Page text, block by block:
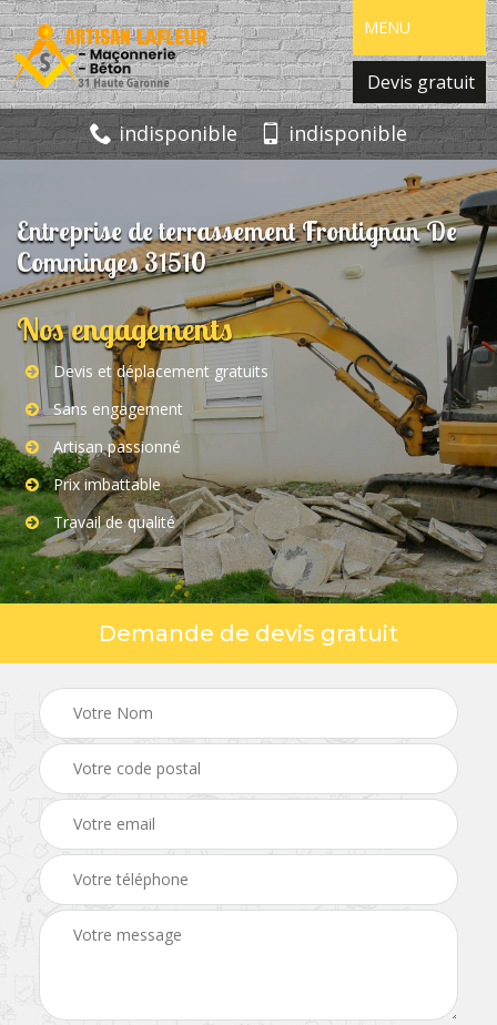
MENU
Devis gratuit
indisponible indisponible
Entreprise de terrassement Frontignan De
Comminges 31510
Nos engagements
Devis et déplacement gratuits
Sans engagement
Artisan passionné
Prix imbattable
Travail de qualité
Demande de devis gratuit